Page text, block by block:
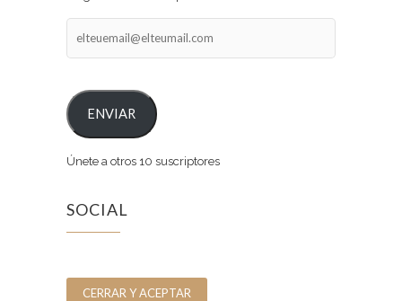
ENVIAR
Únete a otros 10 suscriptores
SOCIAL